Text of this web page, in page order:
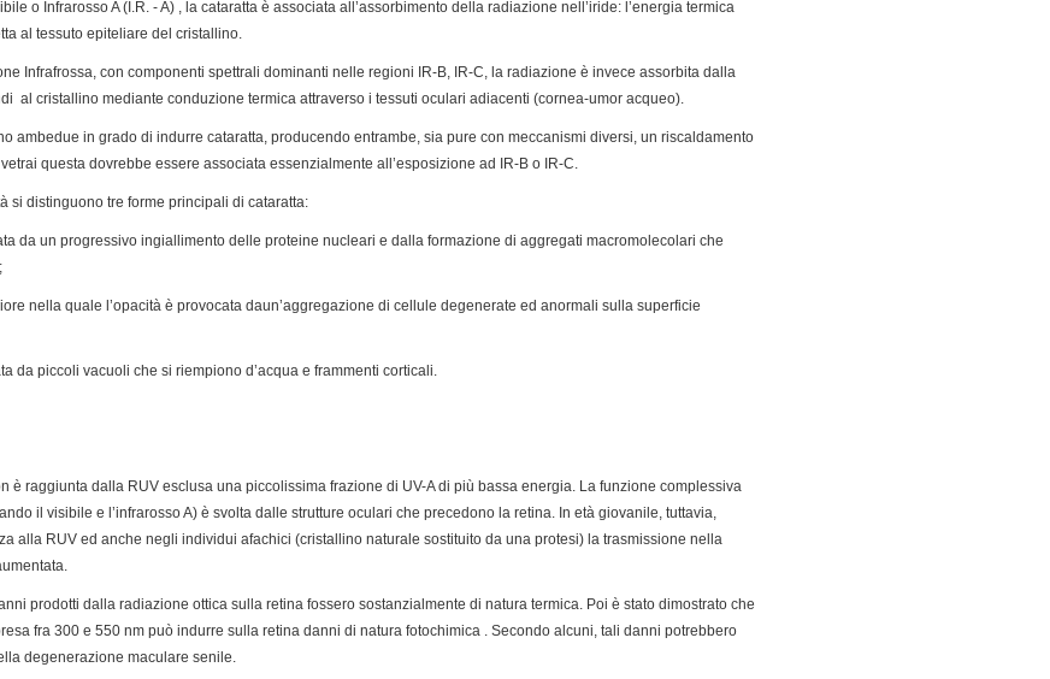
o Infrarosso A (I.R. - A) , la cataratta è associata all’assorbimento della radiazione nell’iride: l’energia termica
al tessuto epiteliare del cristallino.
Infrafrossa, con componenti spettrali dominanti nelle regioni IR-B, IR-C, la radiazione è invece assorbita dalla
al cristallino mediante conduzione termica attraverso i tessuti oculari adiacenti (cornea-umor acqueo).
ambedue in grado di indurre cataratta, producendo entrambe, sia pure con meccanismi diversi, un riscaldamento
questa dovrebbe essere associata essenzialmente all’esposizione ad IR-B o IR-C.
si distinguono tre forme principali di cataratta:
da un progressivo ingiallimento delle proteine nucleari e dalla formazione di aggregati macromolecolari che
nella quale l’opacità è provocata daun’aggregazione di cellule degenerate ed anormali sulla superficie
da piccoli vacuoli che si riempiono d’acqua e frammenti corticali.
è raggiunta dalla RUV esclusa una piccolissima frazione di UV-A di più bassa energia. La funzione complessiva
il visibile e l’infrarosso A) è svolta dalle strutture oculari che precedono la retina. In età giovanile, tuttavia,
alla RUV ed anche negli individui afachici (cristallino naturale sostituito da una protesi) la trasmissione nella
prodotti dalla radiazione ottica sulla retina fossero sostanzialmente di natura termica. Poi è stato dimostrato che
fra 300 e 550 nm può indurre sulla retina danni di natura fotochimica . Secondo alcuni, tali danni potrebbero
degenerazione maculare senile.